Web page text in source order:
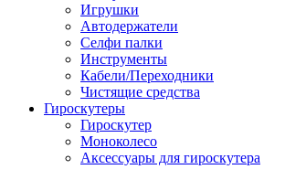
Игрушки
Автодержатели
Селфи палки
Инструменты
Кабели/Переходники
Чистящие средства
Гироскутеры
Гироскутер
Моноколесо
Аксессуары для гироскутера